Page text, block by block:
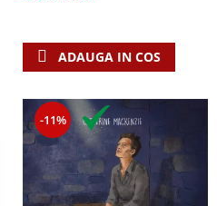
ADAUGA IN COS
-11%